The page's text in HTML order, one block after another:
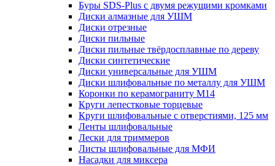
Буры SDS-Plus c двумя режущими кромками
Диски алмазные для УШМ
Диски отрезные
Диски пильные
Диски пильные твёрдосплавные по дереву
Диски синтетические
Диски универсальные для УШМ
Диски шлифовальные по металлу для УШМ
Коронки по керамограниту M14
Круги лепестковые торцевые
Круги шлифовальные с отверстиями, 125 мм
Ленты шлифовальные
Лески для триммеров
Листы шлифовальные для МФИ
Насадки для миксера